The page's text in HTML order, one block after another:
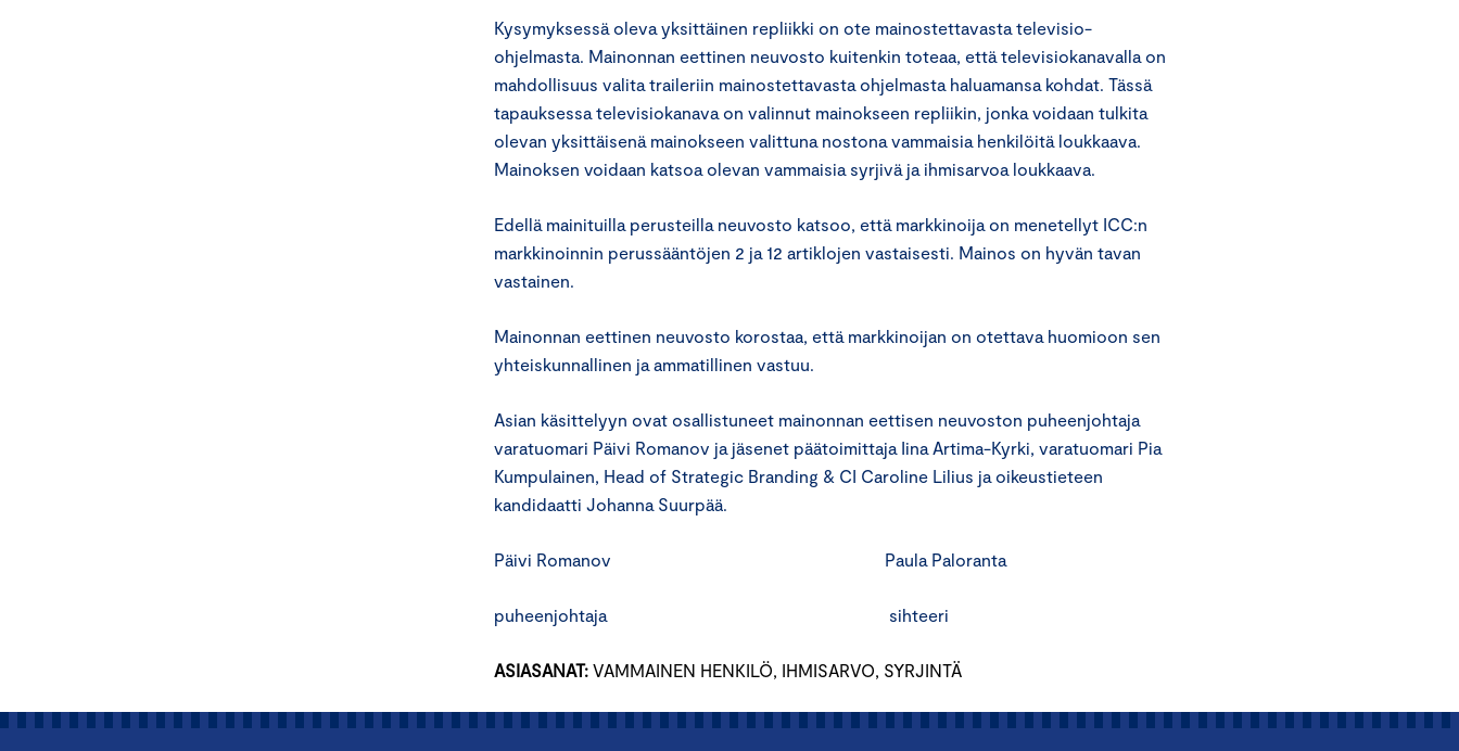
Kysymyksessä oleva yksittäinen repliikki on ote mainostettavasta televisio-
ohjelmasta. Mainonnan eettinen neuvosto kuitenkin toteaa, että televisiokanavalla on
mahdollisuus valita traileriin mainostettavasta ohjelmasta haluamansa kohdat. Tässä
tapauksessa televisiokanava on valinnut mainokseen repliikin, jonka voidaan tulkita
olevan yksittäisenä mainokseen valittuna nostona vammaisia henkilöitä loukkaava.
Mainoksen voidaan katsoa olevan vammaisia syrjivä ja ihmisarvoa loukkaava.
Edellä mainituilla perusteilla neuvosto katsoo, että markkinoija on menetellyt ICC:n
markkinoinnin perussääntöjen 2 ja 12 artiklojen vastaisesti. Mainos on hyvän tavan
vastainen.
Mainonnan eettinen neuvosto korostaa, että markkinoijan on otettava huomioon sen
yhteiskunnallinen ja ammatillinen vastuu.
Asian käsittelyyn ovat osallistuneet mainonnan eettisen neuvoston puheenjohtaja
varatuomari Päivi Romanov ja jäsenet päätoimittaja Iina Artima-Kyrki, varatuomari Pia
Kumpulainen, Head of Strategic Branding & CI Caroline Lilius ja oikeustieteen
kandidaatti Johanna Suurpää.
Päivi Romanov Paula Paloranta
puheenjohtaja sihteeri
ASIASANAT: VAMMAINEN HENKILÖ, IHMISARVO, SYRJINTÄ